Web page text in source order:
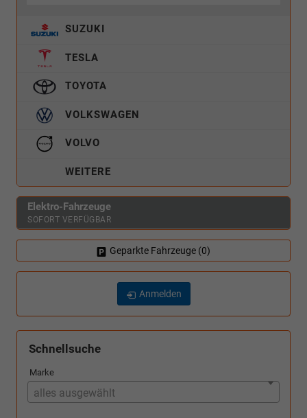
SUZUKI
TESLA
TOYOTA
VOLKSWAGEN
VOLVO
WEITERE
Elektro-Fahrzeuge
SOFORT VERFÜGBAR
Geparkte Fahrzeuge (0)
Anmelden
Schnellsuche
Marke
alles ausgewählt